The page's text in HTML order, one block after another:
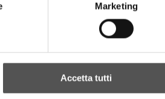
Marketing
Accetta tutti